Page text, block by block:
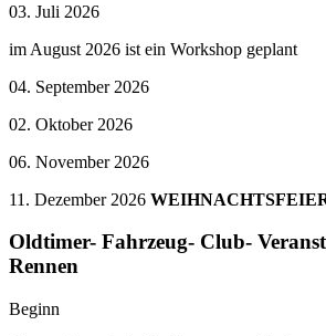
03. Juli 2026
im August 2026 ist ein Workshop geplant
04. September 2026
02. Oktober 2026
06. November 2026
11. Dezember 2026
Oldtimer- Fahrzeug- Club-
Rennen
Beginn